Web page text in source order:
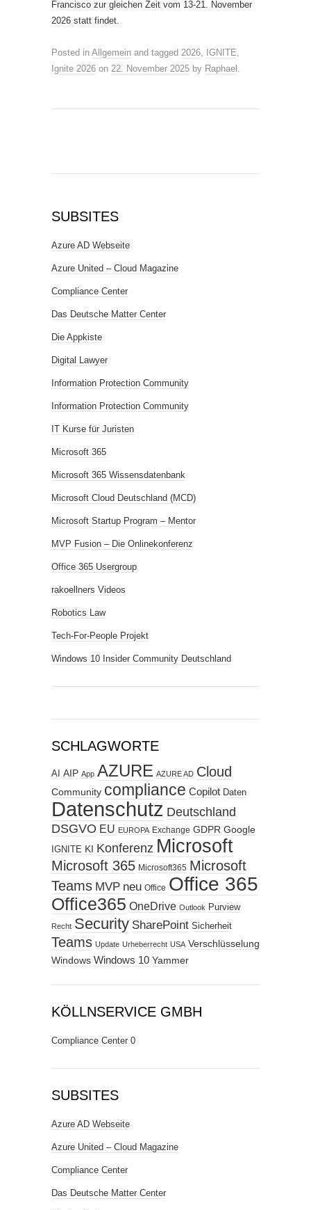
Francisco zur gleichen Zeit vom 13-21. November
2026 statt findet.
Posted in Allgemein and tagged 2026, IGNITE,
Ignite 2026 on 22. November 2025 by Raphael .
SUBSITES
Azure AD Webseite
Azure United – Cloud Magazine
Compliance Center
Das Deutsche Matter Center
Die Appkiste
Digital Lawyer
Information Protection Community
Information Protection Community
IT Kurse für Juristen
Microsoft 365
Microsoft 365 Wissensdatenbank
Microsoft Cloud Deutschland (MCD)
Microsoft Startup Program – Mentor
MVP Fusion – Die Onlinekonferenz
Office 365 Usergroup
rakoellners Videos
Robotics Law
Tech-For-People Projekt
Windows 10 Insider Community Deutschland
SCHLAGWORTE
AI AIP App AZURE AZURE AD Cloud
Community compliance Copilot Daten
Datenschutz Deutschland
DSGVO EU EUROPA Exchange GDPR Google
IGNITE KI Konferenz Microsoft
Microsoft 365 Microsoft365 Microsoft
Teams MVP neu Office Office 365
Office365 OneDrive Outlook Purview
Recht Security SharePoint Sicherheit
Teams Update Urheberrecht USA Verschlüsselung
Windows Windows 10 Yammer
KÖLLNSERVICE GMBH
Compliance Center 0
SUBSITES
Azure AD Webseite
Azure United – Cloud Magazine
Compliance Center
Das Deutsche Matter Center